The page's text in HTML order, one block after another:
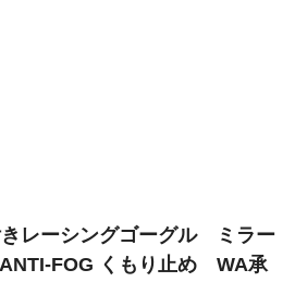
レーシングゴーグル ミラー
FOG くもり止め WA承